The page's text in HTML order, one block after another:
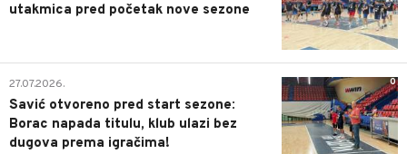
utakmica pred početak nove sezone
0
27.07.2026.
Savić otvoreno pred start sezone:
Borac napada titulu, klub ulazi bez
dugova prema igračima!